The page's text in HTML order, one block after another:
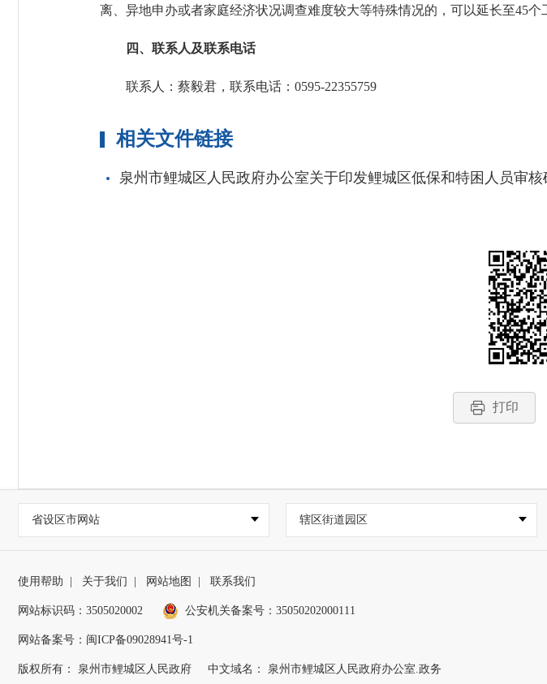
离、异地申办或者家庭经济状况调查难度较大等特殊情况的，可以延长至45个
四、联系人及联系电话
联系人：蔡毅君，联系电话：0595-22355759
相关文件链接
泉州市鲤城区人民政府办公室关于印发鲤城区低保和特困人员审
打印
省设区市网站 辖区街道园区
使用帮助 | 关于我们 | 网站地图 | 联系我们
网站标识码：3505020002 公安机关备案号：35050202000111
网站备案号：闽ICP备09028941号-1
版权所有： 泉州市鲤城区人民政府 中文域名： 泉州市鲤城区人民政府办公室.政务